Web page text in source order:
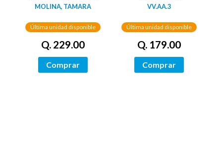
MOLINA, TAMARA
Última unidad disponible
Q. 229.00
Comprar
VV.AA.3
Última unidad disponible
Q. 179.00
Comprar